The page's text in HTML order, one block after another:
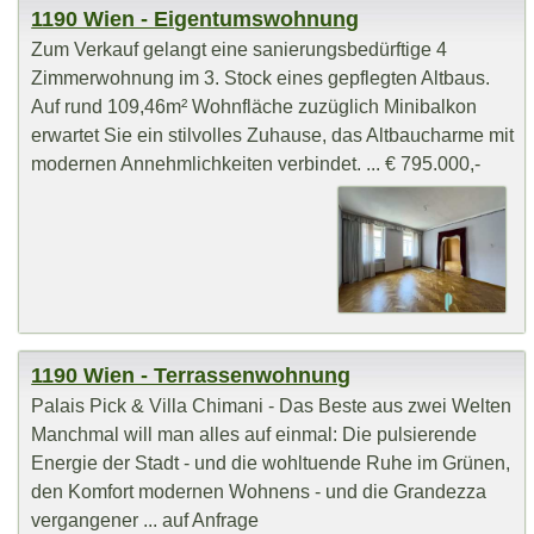
1190 Wien - Eigentumswohnung
Zum Verkauf gelangt eine sanierungsbedürftige 4
Zimmerwohnung im 3. Stock eines gepflegten Altbaus.
Auf rund 109,46m² Wohnfläche zuzüglich Minibalkon
erwartet Sie ein stilvolles Zuhause, das Altbaucharme mit
modernen Annehmlichkeiten verbindet. ... € 795.000,-
1190 Wien - Terrassenwohnung
Palais Pick & Villa Chimani - Das Beste aus zwei Welten
Manchmal will man alles auf einmal: Die pulsierende
Energie der Stadt - und die wohltuende Ruhe im Grünen,
den Komfort modernen Wohnens - und die Grandezza
vergangener ... auf Anfrage